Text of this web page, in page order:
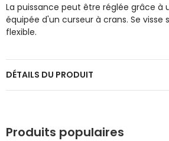
La puissance peut être réglée grâce à
équipée d'un curseur à crans. Se visse
flexible.
DÉTAILS DU PRODUIT
Produits populaires